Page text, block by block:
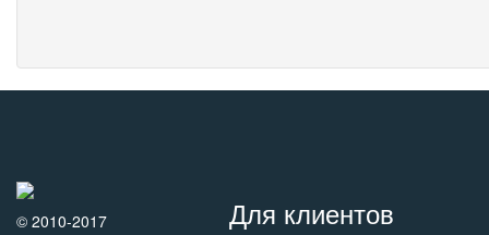
© 2010-2017
Для клиентов